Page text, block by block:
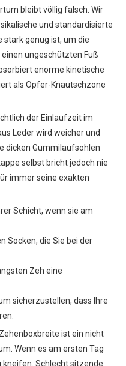
bleibt völlig falsch. Wir
und standardisierte
stark genug ist, um die
ungeschützten Fuß
enorme kinetische
als Opfer-Knautschzone
der Einlaufzeit im
Leder wird weicher und
dicken Gummilaufsohlen
selbst bricht jedoch nie
immer seine exakten
Schicht, wenn sie am
Socken, die Sie bei der
Zeh eine
sicherzustellen, dass Ihre
ist ein nicht
Wenn es am ersten Tag
Schlecht sitzende